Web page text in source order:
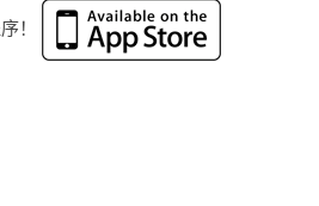
！